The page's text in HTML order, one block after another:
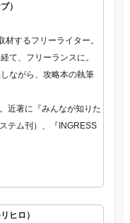
）
するフリーライター。
て、フリーランスに。
ながら、攻略本の執筆
近著に『みんなが知りた
テム刊）、『INGRESS
ヒロ）